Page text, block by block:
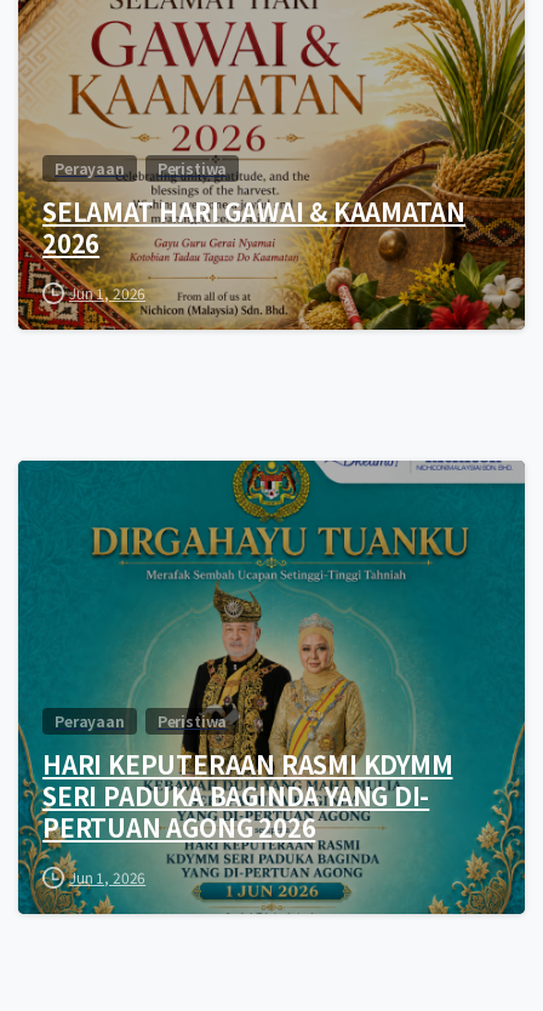
Perayaan Peristiwa
SELAMAT HARI GAWAI & KAAMATAN
2026
Jun 1, 2026
Perayaan Peristiwa
HARI KEPUTERAAN RASMI KDYMM
SERI PADUKA BAGINDA YANG DI-
PERTUAN AGONG 2026
Jun 1, 2026